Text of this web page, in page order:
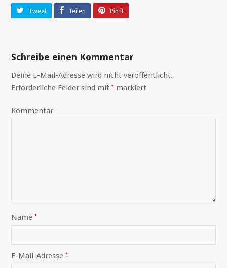
Tweet Teilen Pin it
Schreibe einen Kommentar
Deine E-Mail-Adresse wird nicht veröffentlicht.
Erforderliche Felder sind mit* markiert
Kommentar
Name*
E-Mail-Adresse*